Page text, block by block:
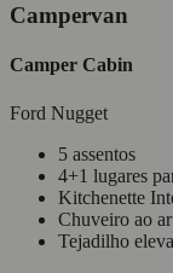
Campervan
Camper Cabin
Ford Nugget
5 assentos
4+1 lugares
Kitchenette
Chuveiro ao
Tejadilho